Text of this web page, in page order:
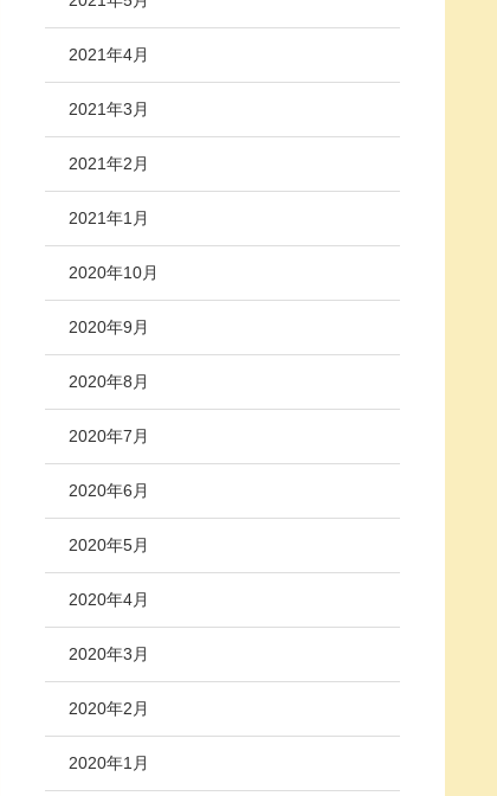
2021年4月
2021年3月
2021年2月
2021年1月
2020年10月
2020年9月
2020年8月
2020年7月
2020年6月
2020年5月
2020年4月
2020年3月
2020年2月
2020年1月